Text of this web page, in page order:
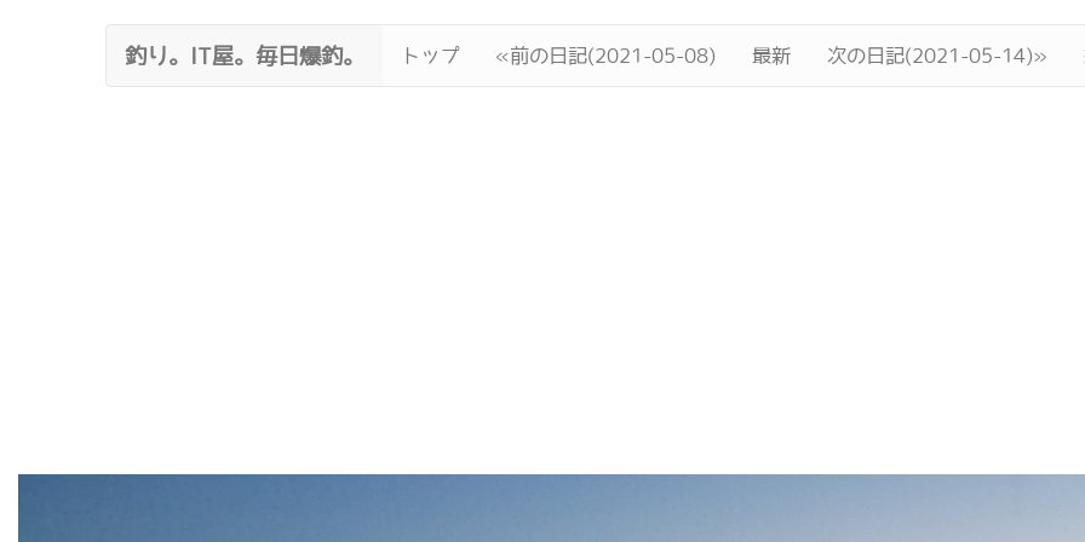
釣り。IT屋。毎日爆釣。 トップ «前の日記(2021-05-08) 最新 次の日記(2021-05-14)»